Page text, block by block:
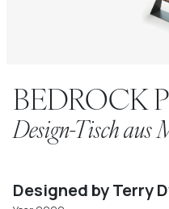
BEDROCK
Design-Tisch aus
Designed by Terry